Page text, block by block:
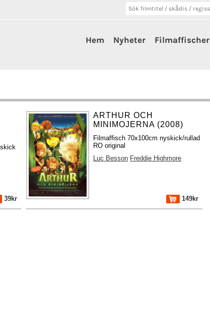
Hem Nyheter Filmaffischer
39kr
ARTHUR OCH
MINIMOJERNA (2008)
Filmaffisch 70x100cm nyskick/rullad
RO original
Luc Besson Freddie Highmore
149kr